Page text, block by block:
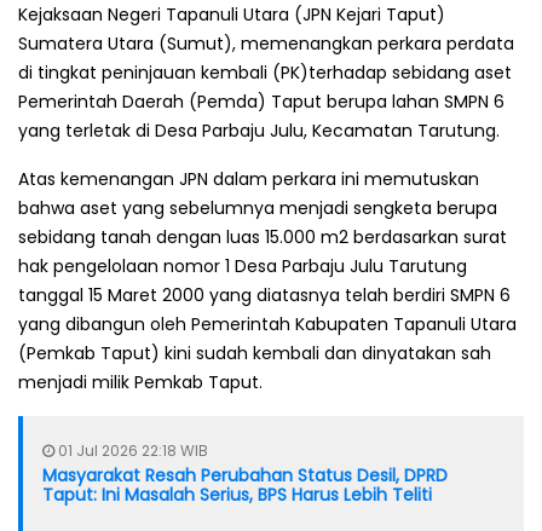
Kejaksaan Negeri Tapanuli Utara (JPN Kejari Taput)
Sumatera Utara (Sumut), memenangkan perkara perdata
di tingkat peninjauan kembali (PK)terhadap sebidang aset
Pemerintah Daerah (Pemda) Taput berupa lahan SMPN 6
yang terletak di Desa Parbaju Julu, Kecamatan Tarutung.
Atas kemenangan JPN dalam perkara ini memutuskan
bahwa aset yang sebelumnya menjadi sengketa berupa
sebidang tanah dengan luas 15.000 m2 berdasarkan surat
hak pengelolaan nomor 1 Desa Parbaju Julu Tarutung
tanggal 15 Maret 2000 yang diatasnya telah berdiri SMPN 6
yang dibangun oleh Pemerintah Kabupaten Tapanuli Utara
(Pemkab Taput) kini sudah kembali dan dinyatakan sah
menjadi milik Pemkab Taput.
01 Jul 2026 22:18 WIB
Masyarakat Resah Perubahan Status Desil, DPRD
Taput: Ini Masalah Serius, BPS Harus Lebih Teliti